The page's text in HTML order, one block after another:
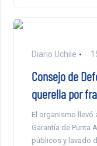
Diario Uchile
Consejo de
querella por
El organismo llevó
Garantía de Punta
públicos y lavado